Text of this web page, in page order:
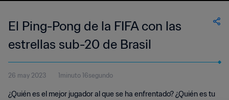
El Ping-Pong de la FIFA con las
estrellas sub-20 de Brasil
26 may 2023 1minuto 16segundo
¿Quién es el mejor jugador al que se ha enfrentado? ¿Quién es tu